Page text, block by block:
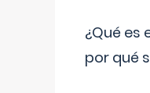
¿Qué es
por qué